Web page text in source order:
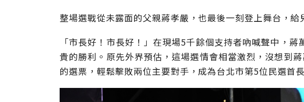
整場選戰從未露面的父親蔣孝嚴，也最後一刻登上舞台，給
「市長好！市長好！」在現場5千餘個支持者吶喊聲中，
貴的勝利。原先外界預估，這場選情會相當激烈，沒想到
的選票，輕鬆擊敗兩位主要對手，成為台北市第5位民選首